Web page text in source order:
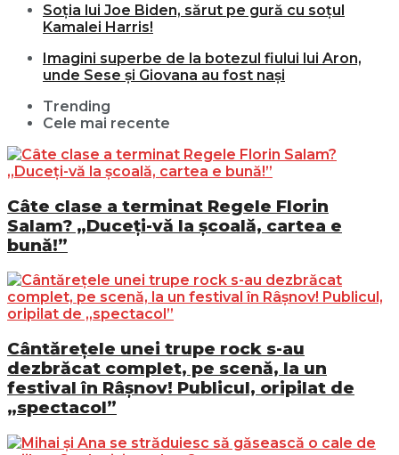
Soția lui Joe Biden, sărut pe gură cu soțul
Kamalei Harris!
Imagini superbe de la botezul fiului lui Aron,
unde Sese și Giovana au fost nași
Trending
Cele mai recente
Câte clase a terminat Regele Florin
Salam? „Duceți-vă la școală, cartea e
bună!”
Cântărețele unei trupe rock s-au
dezbrăcat complet, pe scenă, la un
festival în Râșnov! Publicul, oripilat de
„spectacol”